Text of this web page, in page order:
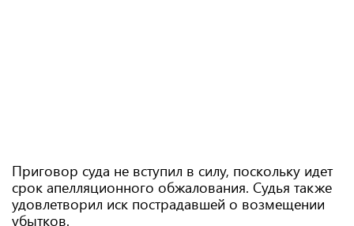
Приговор суда не вступил в силу, поскольку идет
срок апелляционного обжалования. Судья также
удовлетворил иск пострадавшей о возмещении
убытков.